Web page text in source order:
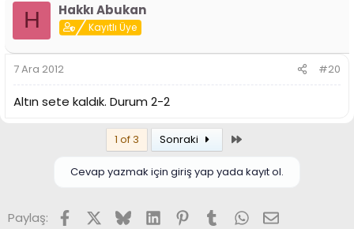
H Hakkı Abukan
Kayıtlı Üye
7 Ara 2012 #20
Altın sete kaldık. Durum 2-2
1 of 3 Sonraki
Cevap yazmak için giriş yap yada kayıt ol.
Paylaş: FacebookX (Twitter)
BlueskyLinkedInPinterest
TumblrWhatsApp
E-posta